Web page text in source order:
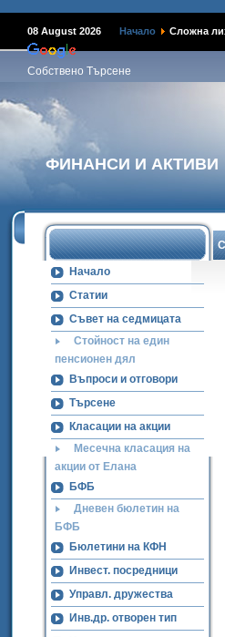
08 August 2026 Начало Сложна
Собствено Търсене
ФИНАНСИ И АКТИВИ
Начало
Статии
Съвет на седмицата
Стойност на един
пенсионен дял
Въпроси и отговори
Търсене
Класации на акции
Месечна класация на
акции от Елана
БФБ
Дневен бюлетин на
БФБ
Бюлетини на КФН
Инвест. посредници
Управл. дружества
Инв.др. отворен тип